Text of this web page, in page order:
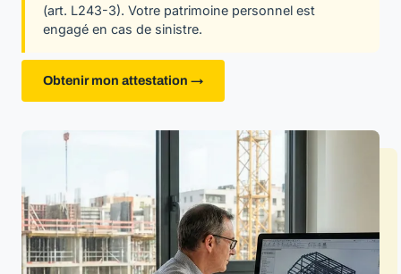
(art. L243-3). Votre patrimoine personnel est
engagé en cas de sinistre.
Obtenir mon attestation →